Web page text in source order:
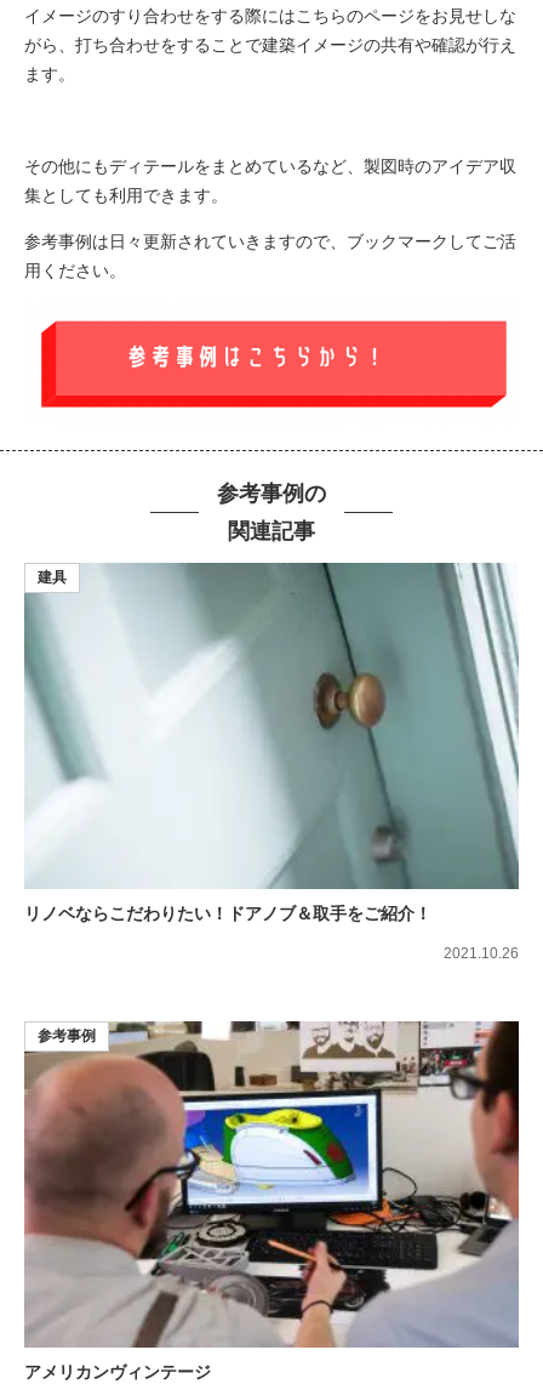
イメージのすり合わせをする際にはこちらのページをお見せしな
がら、打ち合わせをすることで建築イメージの共有や確認が行え
ます。
その他にもディテールをまとめているなど、製図時のアイデア収
集としても利用できます。
参考事例は日々更新されていきますので、ブックマークしてご活
用ください。
参考事例の
関連記事
リノベならこだわりたい！ドアノブ＆取手をご紹介！
建具
2021.10.26
アメリカンヴィンテージ
参考事例